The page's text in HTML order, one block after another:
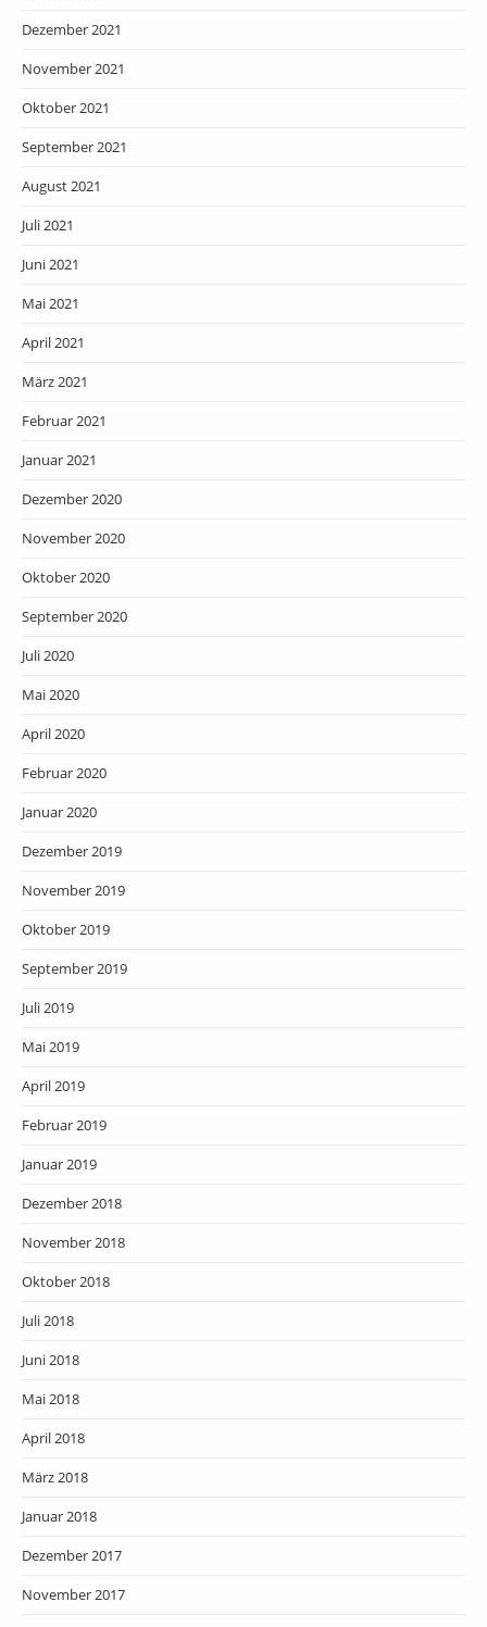
Dezember 2021
November 2021
Oktober 2021
September 2021
August 2021
Juli 2021
Juni 2021
Mai 2021
April 2021
März 2021
Februar 2021
Januar 2021
Dezember 2020
November 2020
Oktober 2020
September 2020
Juli 2020
Mai 2020
April 2020
Februar 2020
Januar 2020
Dezember 2019
November 2019
Oktober 2019
September 2019
Juli 2019
Mai 2019
April 2019
Februar 2019
Januar 2019
Dezember 2018
November 2018
Oktober 2018
Juli 2018
Juni 2018
Mai 2018
April 2018
März 2018
Januar 2018
Dezember 2017
November 2017